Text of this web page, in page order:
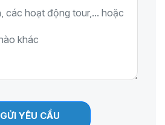
GỬI YÊU CẦU